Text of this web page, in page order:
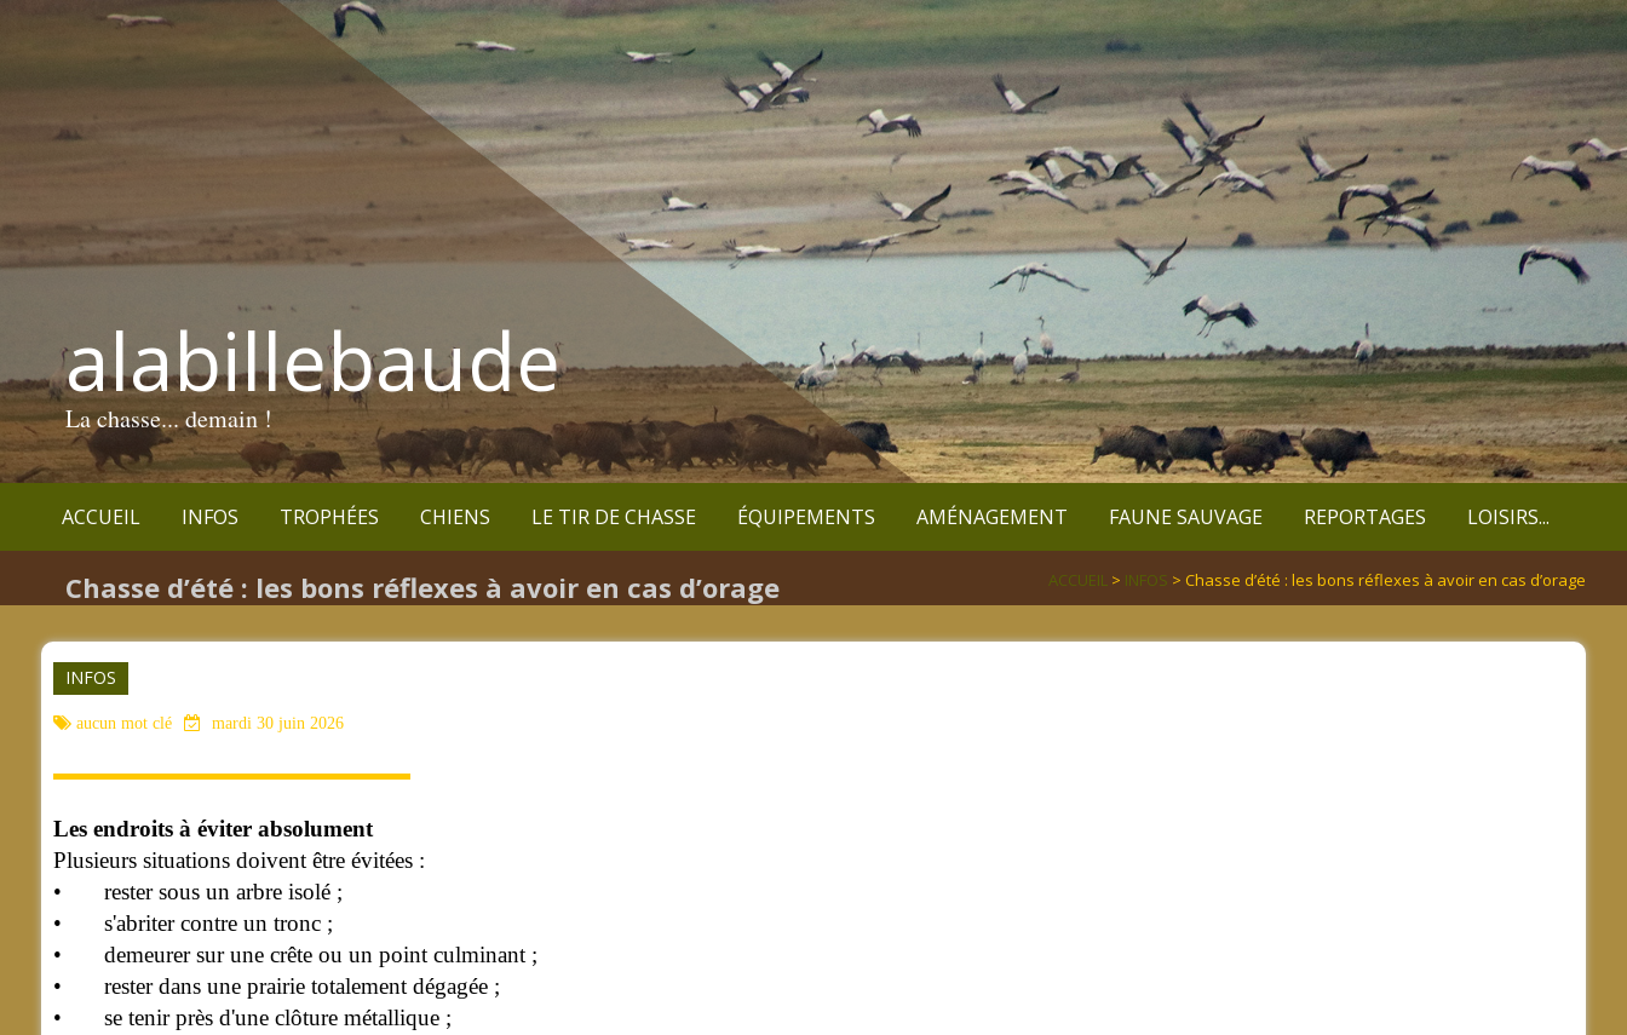
alabillebaude
La chasse... demain !
ACCUEIL INFOS TROPHÉES CHIENS LE TIR DE CHASSE ÉQUIPEMENTS AMÉNAGEMENT FAUNE SAUVAGE REPORTAGES LOISIRS...
Chasse d’été : les bons réflexes à avoir en cas d’orage ACCUEIL > INFOS > Chasse d’été : les bons réflexes à avoir en cas d’orage
INFOS
aucun mot clé mardi 30 juin 2026
Les endroits à éviter absolument
Plusieurs situations doivent être évitées :
• rester sous un arbre isolé ;
• s'abriter contre un tronc ;
• demeurer sur une crête ou un point culminant ;
• rester dans une prairie totalement dégagée ;
• se tenir près d'une clôture métallique ;